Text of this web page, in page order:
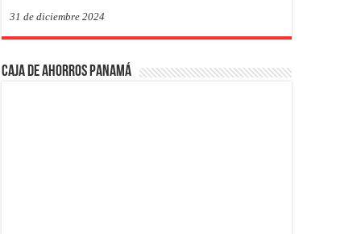
31 de diciembre 2024
Caja de Ahorros Panamá